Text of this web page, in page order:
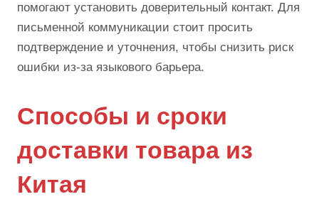
помогают установить доверительный контакт. Для
письменной коммуникации стоит просить
подтверждение и уточнения, чтобы снизить риск
ошибки из-за языкового барьера.
Способы и сроки
доставки товара из
Китая